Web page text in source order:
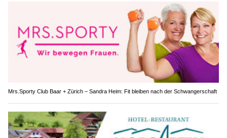
Mrs.Sporty Club Baar + Zürich – Sandra Heim: Fit bleiben nach der Schwangerschaft